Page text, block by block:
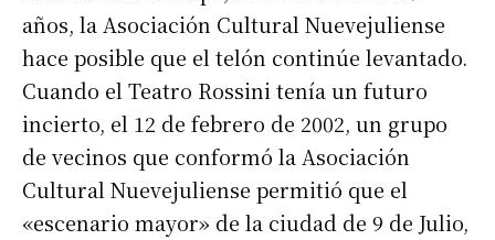
años, la Asociación Cultural Nuevejuliense
hace posible que el telón continúe levantado.
Cuando el Teatro Rossini tenía un futuro
incierto, el 12 de febrero de 2002, un grupo
de vecinos que conformó la Asociación
Cultural Nuevejuliense permitió que el
«escenario mayor» de la ciudad de 9 de Julio,